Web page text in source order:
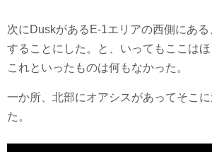
次にDuskがあるE-1エリアの西側にあ
することにした。と、いってもここは
これといったものは何もなかった。
一か所、北部にオアシスがあってそこ
た。